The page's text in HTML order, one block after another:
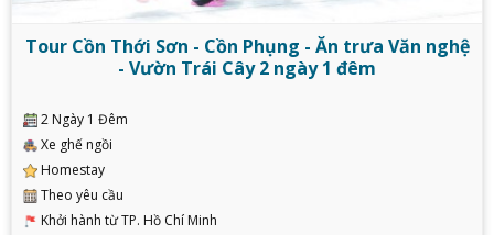
Tour Cồn Thới Sơn - Cồn Phụng - Ăn trưa Văn nghệ
- Vườn Trái Cây 2 ngày 1 đêm
2 Ngày 1 Đêm
Xe ghế ngồi
Homestay
Theo yêu cầu
Khởi hành từ TP. Hồ Chí Minh